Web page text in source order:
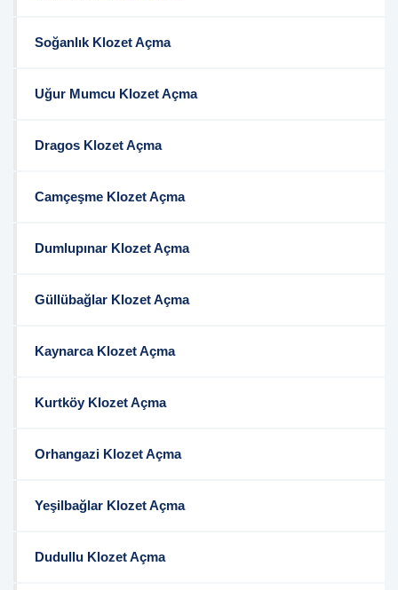
Soğanlık Klozet Açma
Uğur Mumcu Klozet Açma
Dragos Klozet Açma
Camçeşme Klozet Açma
Dumlupınar Klozet Açma
Güllübağlar Klozet Açma
Kaynarca Klozet Açma
Kurtköy Klozet Açma
Orhangazi Klozet Açma
Yeşilbağlar Klozet Açma
Dudullu Klozet Açma